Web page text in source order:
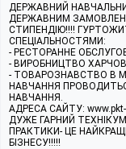
ДЕРЖАВНИЙ
ДЕРЖАВНИМ
СТИПЕНДІЮ!!!!
СПЕЦІАЛЬНОСТЯМИ:
- РЕСТОРАННЕ
- ВИРОБНИЦТВО
- ТОВАРОЗНАВСТВО В
НАВЧАННЯ
НАВЧАННЯ.
АДРЕСА САЙТУ:
ДУЖЕ ГАРНИЙ
ПРАКТИКИ- ЦЕ
БІЗНЕСУ!!!!!